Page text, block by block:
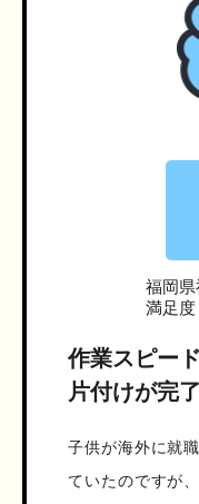
福岡
満足
作業スピー
片付けが完
子供が海外に就
ていたのですが